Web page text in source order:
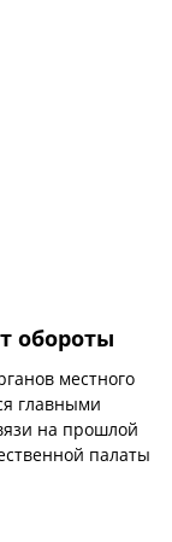
обороты
местного
главными
на прошлой
палаты